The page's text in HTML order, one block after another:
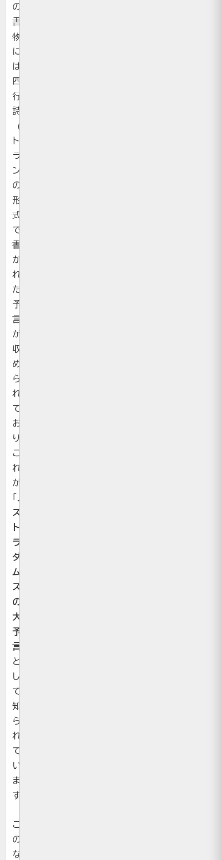
の
書
物
に
は、
四
行
詩
（カ
ト
ラ
ン）
の
形
式
で
書
か
れ
た
予
言
が
収
め
ら
れ
て
お
り、
こ
れ
が
「ノ
ス
ト
ラ
ダ
ム
ス
の
大
予
言
と
し
て
知
ら
れ
て
い
ま
す。
こ
の
な